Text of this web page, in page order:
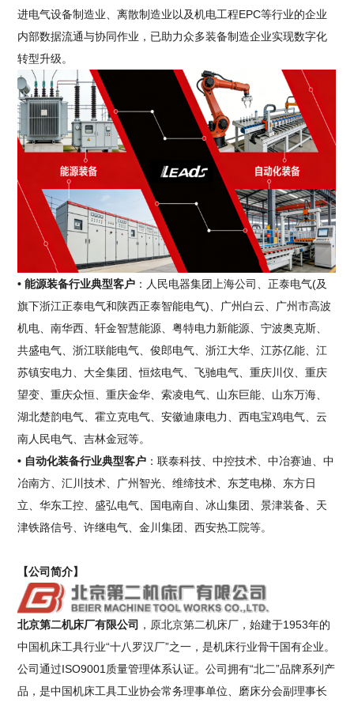
进电气设备制造业、离散制造业以及机电工程EPC等行业的企业
内部数据流通与协同作业，已助力众多装备制造企业实现数字化
转型升级。
• 能源装备行业典型客户 ：人民电器集团上海公司、正泰电气(及
旗下浙江正泰电气和陕西正泰智能电气)、广州白云、广州市高波
机电、南华西、轩金智慧能源、粤特电力新能源、宁波奥克斯、
共盛电气、浙江联能电气、俊郎电气、浙江大华、江苏亿能、江
苏镇安电力、大全集团、恒炫电气、飞驰电气、重庆川仪、重庆
望变、重庆众恒、重庆金华、索凌电气、山东巨能、山东万海、
湖北楚韵电气、霍立克电气、安徽迪康电力、西电宝鸡电气、云
南人民电气、吉林金冠等。
• 自动化装备行业典型客户 ：联泰科技、中控技术、中冶赛迪、中
冶南方、汇川技术、广州智光、维缔技术、东芝电梯、东方日
立、华东工控、盛弘电气、国电南自、冰山集团、景津装备、天
津铁路信号、许继电气、金川集团、西安热工院等。
【公司简介】
北京第二机床厂有限公司 ，原北京第二机床厂，始建于1953年的
中国机床工具行业“十八罗汉厂”之一，是机床行业骨干国有企业。
公司通过ISO9001质量管理体系认证。公司拥有“北二”品牌系列产
品，是中国机床工具工业协会常务理事单位、磨床分会副理事长